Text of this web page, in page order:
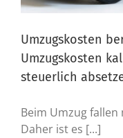
Umzugskosten
Umzugskosten
steuerlich
Beim Umzug
Daher ist es [...]